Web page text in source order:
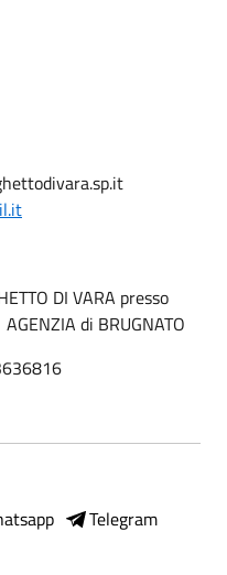
DI VARA presso
di BRUGNATO
Telegram